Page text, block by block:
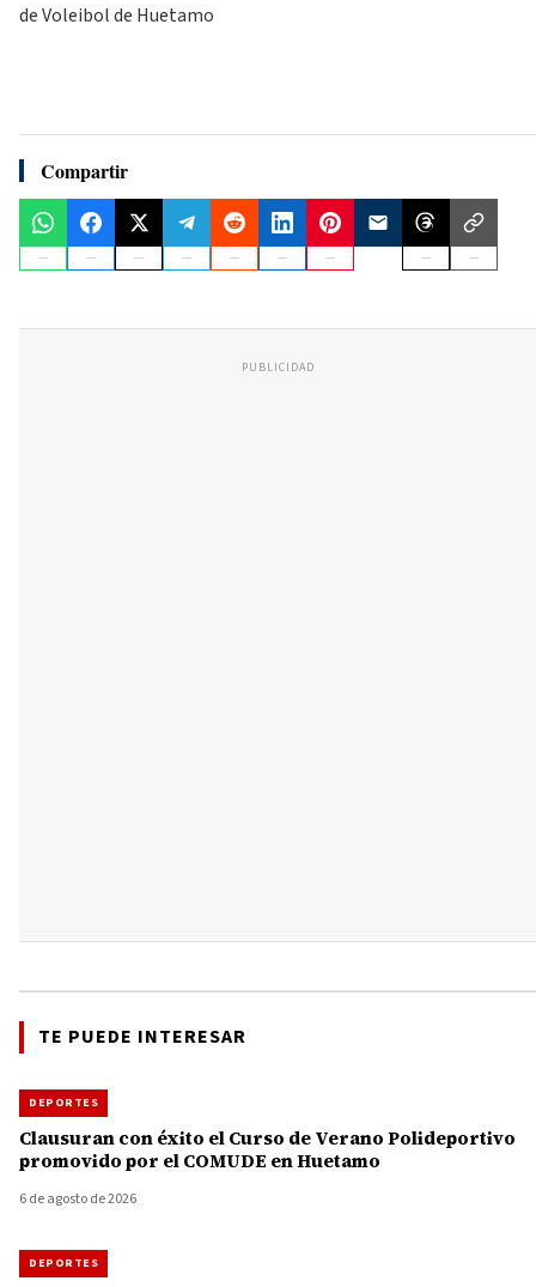
de Voleibol de Huetamo
Compartir
PUBLICIDAD
TE PUEDE INTERESAR
DEPORTES
Clausuran con éxito el Curso de Verano Polideportivo
promovido por el COMUDE en Huetamo
6 de agosto de 2026
DEPORTES